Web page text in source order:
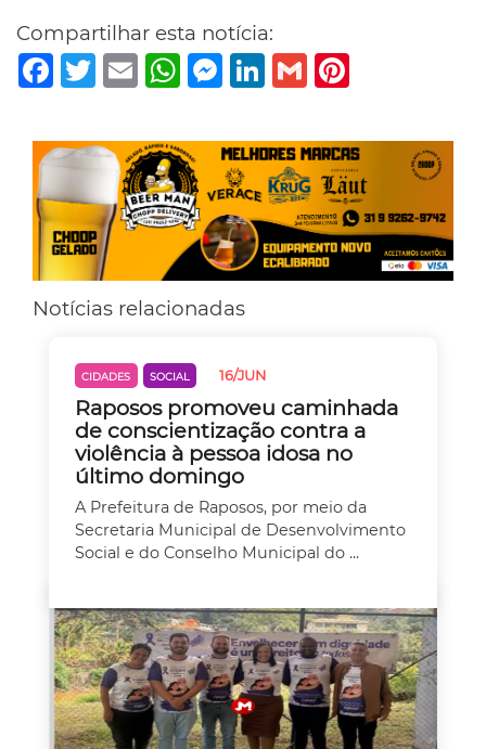
Compartilhar esta notícia:
Facebook
TwitterEmail WhatsAppMessenger
LinkedIn
Gmail
Notícias relacionadas
CIDADES SOCIAL 16/JUN
Raposos promoveu caminhada
de conscientização contra a
violência à pessoa idosa no
último domingo
A Prefeitura de Raposos, por meio da
Secretaria Municipal de Desenvolvimento
Social e do Conselho Municipal do ...